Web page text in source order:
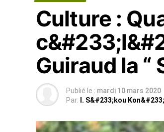
Culture :
Guiraud la “
Publié le : mardi 10 mars 2020
Par: I. S&#233;kou Kon&#233;